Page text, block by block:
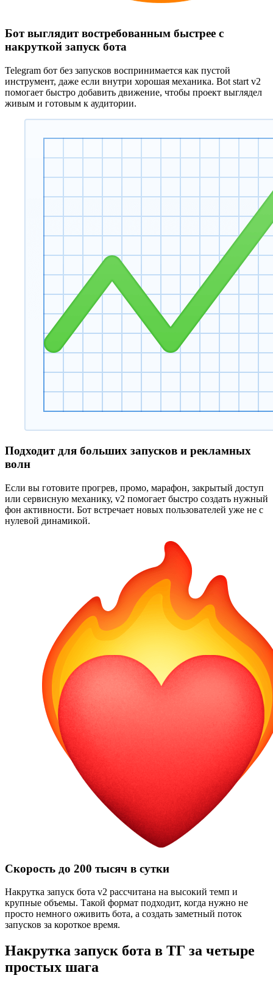
Бот выглядит востребованным быстрее с
накруткой запуск бота
Telegram бот без запусков воспринимается как пустой
инструмент, даже если внутри хорошая механика. Bot start v2
помогает быстро добавить движение, чтобы проект выглядел
живым и готовым к аудитории.
Подходит для больших запусков и рекламных
волн
Если вы готовите прогрев, промо, марафон, закрытый доступ
или сервисную механику, v2 помогает быстро создать нужный
фон активности. Бот встречает новых пользователей уже не с
нулевой динамикой.
Скорость до 200 тысяч в сутки
Накрутка запуск бота v2 рассчитана на высокий темп и
крупные объемы. Такой формат подходит, когда нужно не
просто немного оживить бота, а создать заметный поток
запусков за короткое время.
Накрутка запуск бота в ТГ за четыре
простых шага